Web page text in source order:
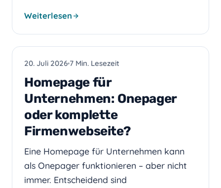
Weiterlesen
WEBDESIGN
20. Juli 2026 7 Min. Lesezeit
Homepage für
Unternehmen: Onepager
oder komplette
Firmenwebseite?
Eine Homepage für Unternehmen kann
als Onepager funktionieren – aber nicht
immer. Entscheidend sind